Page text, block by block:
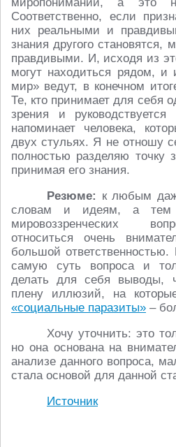
Соответственно, если
них реальными и
знания другого становятся,
правдивыми. И, исходя из
могут находиться рядом, и
мир» ведут, в конечном
Те, кто принимает для себя
зрения и
напоминает человека,
двух стульях. Я не отношу
полностью разделяю точку
принимая его знания.
Резюме: к любым
словам и идеям, а тем
мировоззренческих
относиться очень
большой
самую суть вопроса и
делать для себя выводы,
плену иллюзий, на
«социальные паразиты» –
Хочу уточнить: это
но она основана на
анализе данного вопроса,
стала основой для данной
Источник